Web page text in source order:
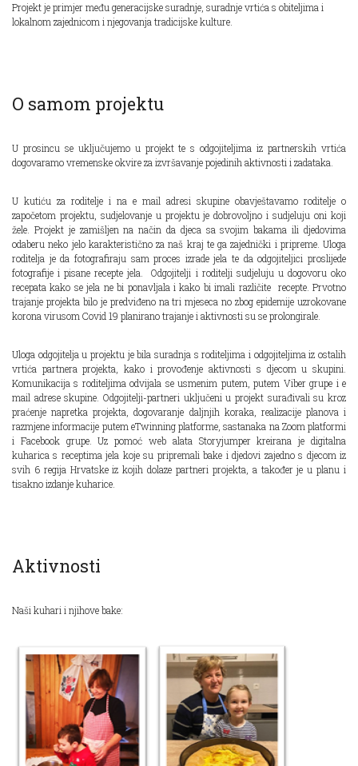
Projekt je primjer među generacijske suradnje, suradnje vrtića s obiteljima i
lokalnom zajednicom i njegovanja tradicijske kulture.
O samom projektu
U prosincu se uključujemo u projekt te s odgojiteljima iz partnerskih vrtića
dogovaramo vremenske okvire za izvršavanje pojedinih aktivnosti i zadataka.
U kutiću za roditelje i na e mail adresi skupine obavještavamo roditelje o
započetom projektu, sudjelovanje u projektu je dobrovoljno i sudjeluju oni koji
žele. Projekt je zamišljen na način da djeca sa svojim bakama ili djedovima
odaberu neko jelo karakteristično za naš kraj te ga zajednički i pripreme. Uloga
roditelja je da fotografiraju sam proces izrade jela te da odgojiteljici proslijede
fotografije i pisane recepte jela. Odgojitelji i roditelji sudjeluju u dogovoru oko
recepata kako se jela ne bi ponavljala i kako bi imali različite recepte. Prvotno
trajanje projekta bilo je predviđeno na tri mjeseca no zbog epidemije uzrokovane
korona virusom Covid 19 planirano trajanje i aktivnosti su se prolongirale.
Uloga odgojitelja u projektu je bila suradnja s roditeljima i odgojiteljima iz ostalih
vrtića partnera projekta, kako i provođenje aktivnosti s djecom u skupini.
Komunikacija s roditeljima odvijala se usmenim putem, putem Viber grupe i e
mail adrese skupine. Odgojitelji-partneri uključeni u projekt surađivali su kroz
praćenje napretka projekta, dogovaranje daljnjih koraka, realizacije planova i
razmjene informacije putem eTwinning platforme, sastanaka na Zoom platformi
i Facebook grupe. Uz pomoć web alata Storyjumper kreirana je digitalna
kuharica s receptima jela koje su pripremali bake i djedovi zajedno s djecom iz
svih 6 regija Hrvatske iz kojih dolaze partneri projekta, a također je u planu i
tisakno izdanje kuharice.
Aktivnosti
Naši kuhari i njihove bake: